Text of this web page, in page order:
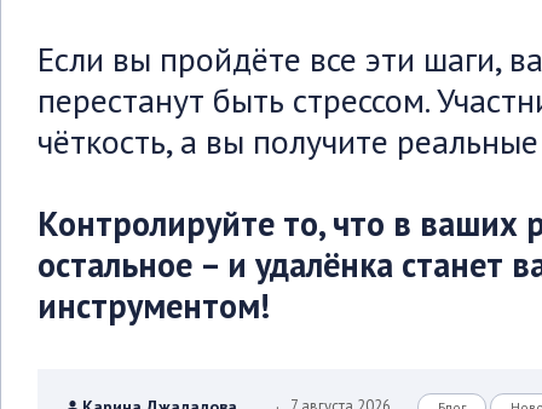
Если вы пройдёте все эти шаги,
перестанут быть стрессом.
чёткость, а вы получите
Контролируйте то, что в ваших
остальное – и удалёнка станет
инструментом!
.